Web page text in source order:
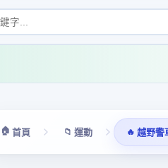
🏠 首頁 📁 運動 🔥 越野警